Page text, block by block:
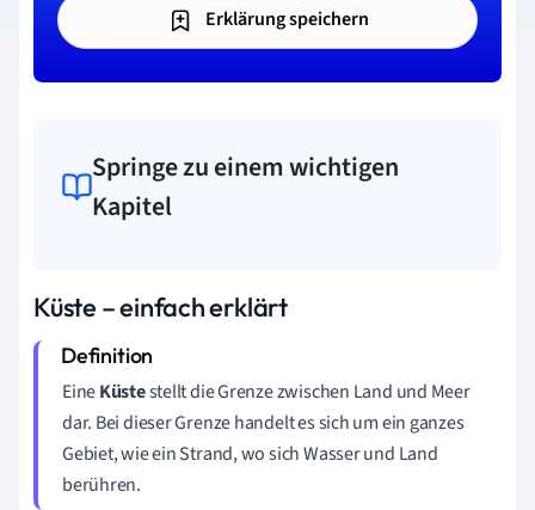
Erklärung speichern
Springe zu einem wichtigen
Kapitel
Küste – einfach erklärt
EineKüstestellt die Grenze zwischen Land und Meer
dar. Bei dieser Grenze handelt es sich um ein ganzes
Gebiet, wie ein Strand, wo sich Wasser und Land
berühren.